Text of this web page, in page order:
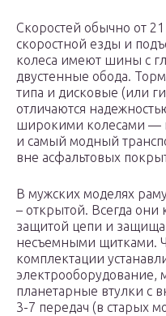
Скоростей обычно от
скоростной езды и
колеса имеют шины с
двустенные обода.
типа и дисковые (или
отличаются
широкими колесами —
и самый модный
вне асфальтовых
В мужских моделях
– открытой. Всегда они
защитой цепи и
несъемными щитками.
комплектации
электрооборудование,
планетарные втулки с
3-7 передач (в старых